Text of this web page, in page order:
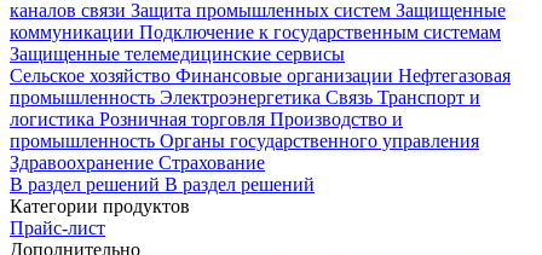
каналов связи Защита промышленных систем Защищенные
коммуникации Подключение к государственным системам
Защищенные телемедицинские сервисы
Сельское хозяйство Финансовые организации Нефтегазовая
промышленность Электроэнергетика Связь Транспорт и
логистика Розничная торговля Производство и
промышленность Органы государственного управления
Здравоохранение Страхование
В раздел решений В раздел решений
Категории продуктов
Прайс-лист
Дополнительно